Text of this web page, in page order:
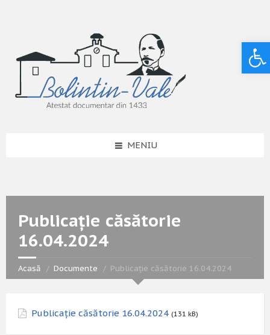
MENIU
Publicație căsătorie
16.04.2024
Acasă Documente Publicație căsătorie 16.04.2024
Publicație căsătorie 16.04.2024 (131 kB)
Deschide bara de unelte